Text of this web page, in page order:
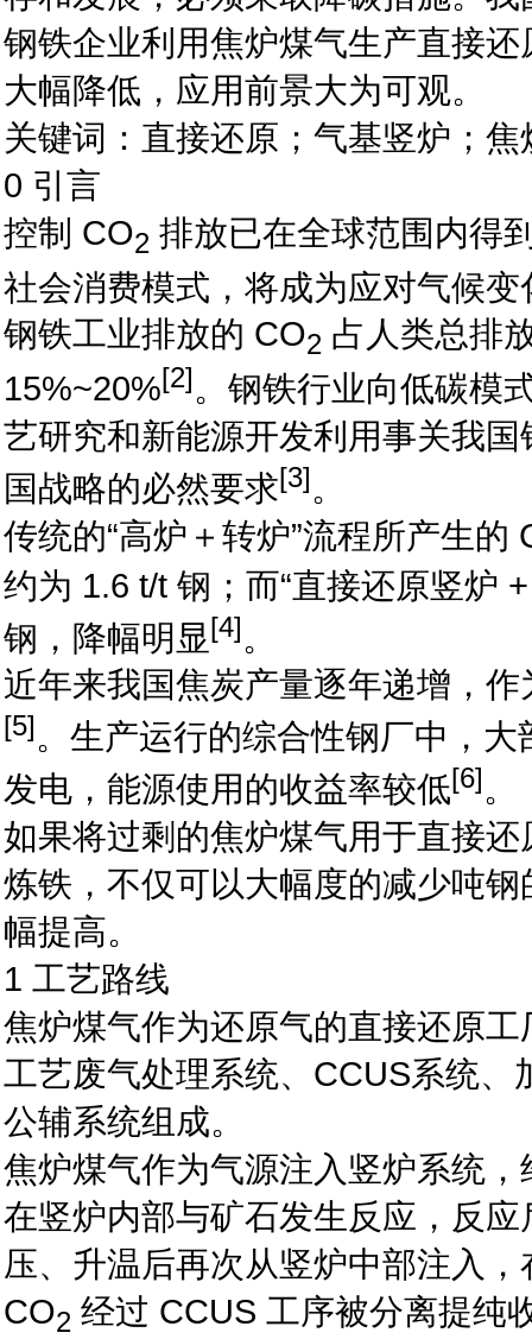
钢铁企业利用焦炉煤气生产直接
大幅降低，应用前景大为可观。
关键词：直接还原；气基竖炉；
0 引言
控制 CO2 排放已在全球范围内得
社会消费模式，将成为应对气候变
钢铁工业排放的 CO2 占人类总排
15%~20%[2]。钢铁行业向低碳模
艺研究和新能源开发利用事关我
国战略的必然要求[3]。
传统的“高炉＋转炉”流程所产生的
约为 1.6 t/t 钢；而“直接还原竖炉
钢，降幅明显[4]。
近年来我国焦炭产量逐年递增，
[5]。生产运行的综合性钢厂中，
发电，能源使用的收益率较低[6]。
如果将过剩的焦炉煤气用于直接
炼铁，不仅可以大幅度的减少吨
幅提高。
1 工艺路线
焦炉煤气作为还原气的直接还原
工艺废气处理系统、CCUS系统
公辅系统组成。
焦炉煤气作为气源注入竖炉系统
在竖炉内部与矿石发生反应，反
压、升温后再次从竖炉中部注入
CO2 经过 CCUS 工序被分离提纯